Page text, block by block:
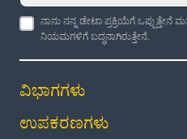
ನಾನು ನನ್ನ ಡೇಟಾ ಪ್ರಕ್ರಿಯೆಗೆ ಒಪ್ಪುತ್ತೇನೆ
ನಿಯಮಗಳಿಗೆ ಬದ್ಧನಾಗಿರುತ್ತೇನೆ.
ವಿಭಾಗಗಳು
ಉಪಕರಣಗಳು